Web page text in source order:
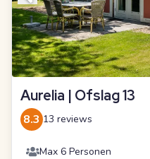
Aurelia | Ofslag 13
8.3 13 reviews
Max 6 Personen